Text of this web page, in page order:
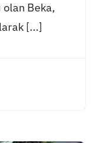
Beka,
[...]